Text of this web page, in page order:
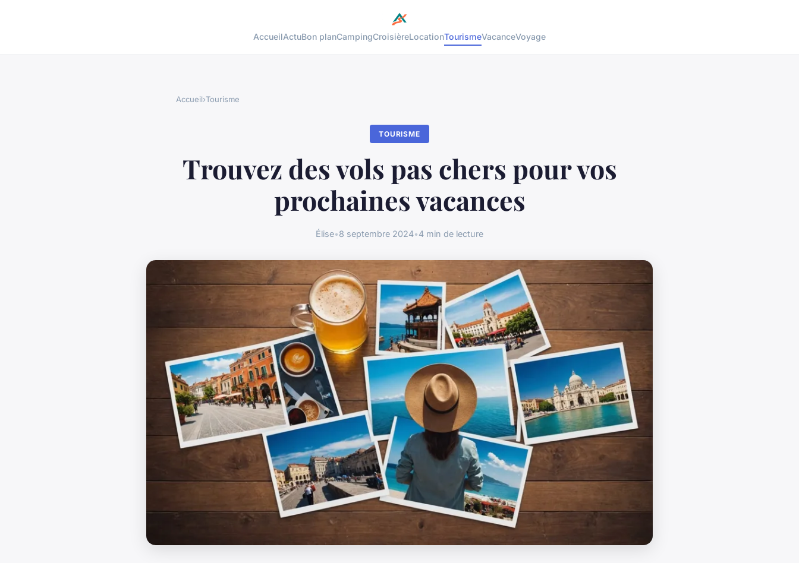
AccueilActuBon planCampingCroisièreLocationTourismeVacanceVoyage
Accueil›Tourisme
TOURISME
Trouvez des vols pas chers pour vos
prochaines vacances
Élise•8 septembre 2024•4 min de lecture